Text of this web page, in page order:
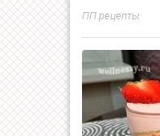
ПП рецепты